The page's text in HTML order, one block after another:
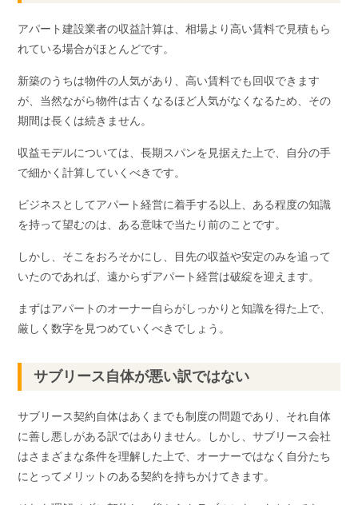
アパート建設業者の収益計算は、相場より高い賃料で見積もら
れている場合がほとんどです。
新築のうちは物件の人気があり、高い賃料でも回収できます
が、当然ながら物件は古くなるほど人気がなくなるため、その
期間は長くは続きません。
収益モデルについては、長期スパンを見据えた上で、自分の手
で細かく計算していくべきです。
ビジネスとしてアパート経営に着手する以上、ある程度の知識
を持って望むのは、ある意味で当たり前のことです。
しかし、そこをおろそかにし、目先の収益や安定のみを追って
いたのであれば、遠からずアパート経営は破綻を迎えます。
まずはアパートのオーナー自らがしっかりと知識を得た上で、
厳しく数字を見つめていくべきでしょう。
サブリース自体が悪い訳ではない
サブリース契約自体はあくまでも制度の問題であり、それ自体
に善し悪しがある訳ではありません。しかし、サブリース会社
はさまざまな条件を理解した上で、オーナーではなく自分たち
にとってメリットのある契約を持ちかけてきます。